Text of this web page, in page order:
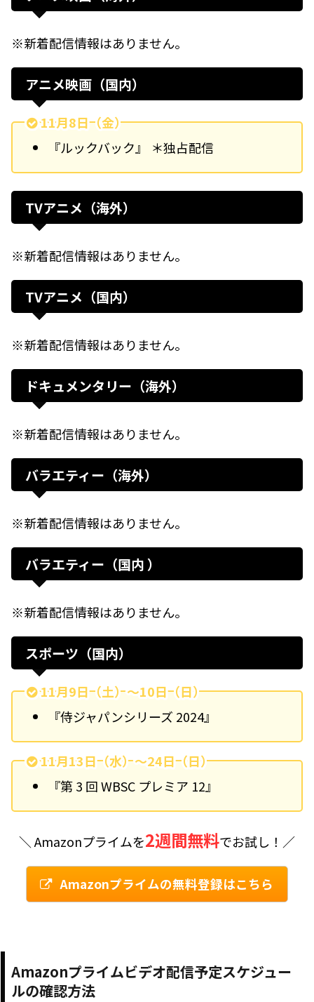
※新着配信情報はありません。
アニメ映画（国内）
11月8日（金）
『ルックバック』 ＊独占配信
TVアニメ（海外）
※新着配信情報はありません。
TVアニメ（国内）
※新着配信情報はありません。
ドキュメンタリー（海外）
※新着配信情報はありません。
バラエティー（海外）
※新着配信情報はありません。
バラエティー（国内 ）
※新着配信情報はありません。
スポーツ（国内）
11月9日（土）〜10日（日）
『侍ジャパンシリーズ 2024』
11月13日（水）〜24日（日）
『第 3 回 WBSC プレミア 12』
＼ Amazonプライムを2週間無料でお試し！／
Amazonプライムの無料登録はこちら
Amazonプライムビデオ配信予定スケジュー
ルの確認方法